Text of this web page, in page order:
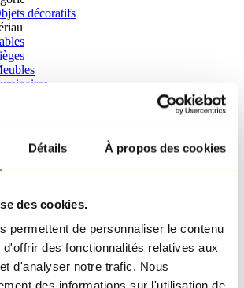
Détails À propos des cookies
des cookies.
permettent de personnaliser le contenu
des fonctionnalités relatives aux
d'analyser notre trafic. Nous
des informations sur l'utilisation de
décoratifs
Orlinski
Haring
Koons
Michel Basquiat
les designers